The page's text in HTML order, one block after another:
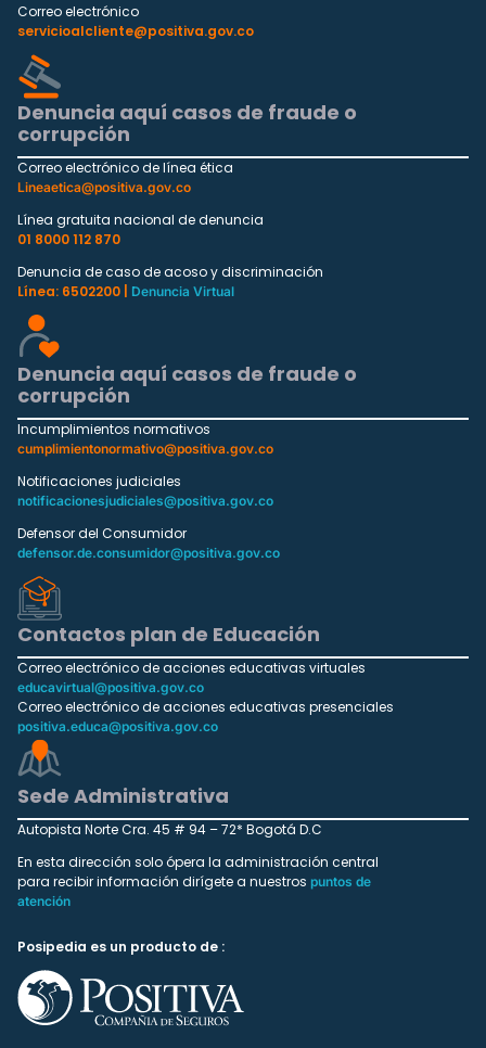
Correo electrónico
servicioalcliente@positiva.gov.co
Denuncia aquí casos de fraude o
corrupción
Correo electrónico de línea ética
Lineaetica@positiva.gov.co
Línea gratuita nacional de denuncia
01 8000 112 870
Denuncia de caso de acoso y discriminación
Línea: 6502200 |
Denuncia Virtual
Denuncia aquí casos de fraude o
corrupción
Incumplimientos normativos
cumplimientonormativo@positiva.gov.co
Notificaciones judiciales
notificacionesjudiciales@positiva.gov.co
Defensor del Consumidor
defensor.de.consumidor@positiva.gov.co
Contactos plan de Educación
Correo electrónico de acciones educativas virtuales
educavirtual@positiva.gov.co
Correo electrónico de acciones educativas presenciales
positiva.educa@positiva.gov.co
Sede Administrativa
Autopista Norte Cra. 45 # 94 – 72* Bogotá D.C
En esta dirección solo ópera la administración central
para recibir información dirígete a nuestros puntos de
atención
Posipedia es un producto de :